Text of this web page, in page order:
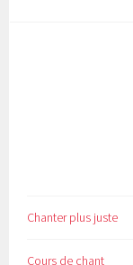
Chanter plus juste
Cours de chant